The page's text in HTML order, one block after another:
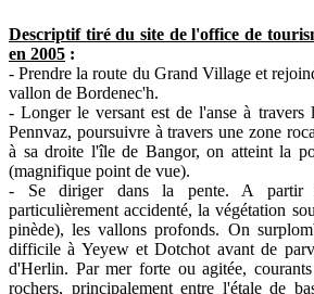
Descriptif tiré du site de l'office de
en 2005 :
- Prendre la route du Grand Village et
vallon de Bordenec'h.
- Longer le versant est de l'anse à
Pennvaz, poursuivre à travers une zone
à sa droite l'île de Bangor, on atteint la
(magnifique point de vue).
- Se diriger dans la pente. A
particulièrement accidenté, la végétation
pinède), les vallons profonds. On
difficile à Yeyew et Dotchot avant de
d'Herlin. Par mer forte ou agitée,
rochers, principalement entre l'étale de